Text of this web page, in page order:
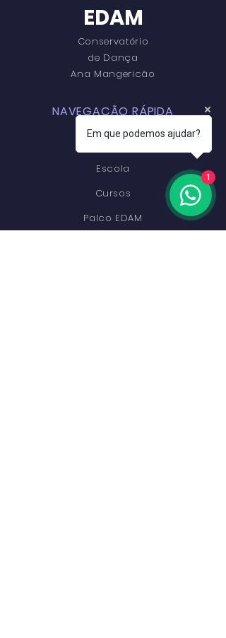
EDAM
Conservatório
de Dança
Ana Mangericão
NAVEGAÇÃO RÁPIDA
Início
Escola
Cursos
Palco EDAM
Em que podemos ajudar?
1